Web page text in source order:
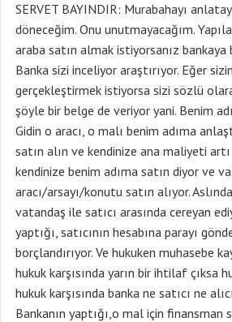
SERVET BAYINDIR: Murabahayı
döneceğim. Onu unutmayacağım.
araba satın almak istiyorsanız bankaya
Banka sizi inceliyor araştırıyor. Eğer
gerçekleştirmek istiyorsa sizi sözlü
şöyle bir belge de veriyor yani. Benim
Gidin o aracı, o malı benim adıma
satın alın ve kendinize ana maliyeti
kendinize benim adıma satın diyor ve
aracı/arsayı/konutu satın alıyor.
vatandaş ile satıcı arasında cereyan
yaptığı, satıcının hesabına parayı
borçlandırıyor. Ve hukuken muhasebe
hukuk karşısında yarın bir ihtilaf çıksa
hukuk karşısında banka ne satıcı ne
Bankanın yaptığı,o mal için finansman